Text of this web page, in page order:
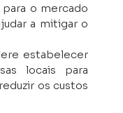
o mercado
a mitigar o
estabelecer
locais para
os custos